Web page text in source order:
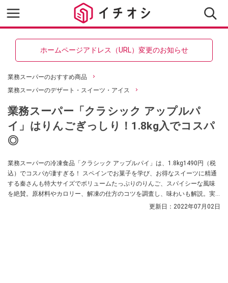
ホームページアドレス（URL）変更のお知らせ
業務スーパーのおすすめ商品
業務スーパーのデザート・スイーツ・アイス
業務スーパー「クラシック アップルパ
イ」はりんごぎっしり！1.8kg入でコスパ
◎
業務スーパーの冷凍食品「クラシック アップルパイ」は、1.8kg1490円（税
込）でコスパが凄すぎる！ スペインでお菓子を学び、お得なスイーツに精通
する秦さんも特大サイズでボリュームたっぷりのりんご、スパイシーな風味
を絶賛。原材料やカロリー、解凍の仕方のコツを調査し、味わいも解説。実
食したからこそおすすめしたいアレンジレシピも紹介します。
更新日： 2022年07月02日